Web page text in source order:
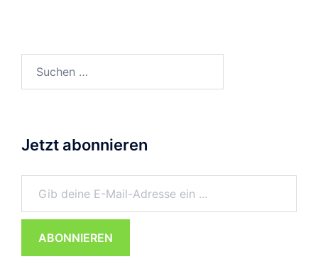
Jetzt abonnieren
Gib deine E-Mail-Adresse ein ...
ABONNIEREN